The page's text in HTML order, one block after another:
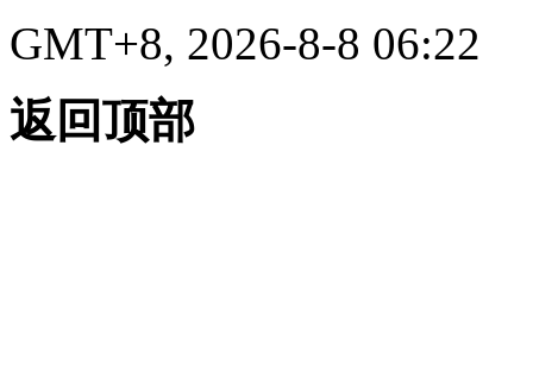
GMT+8, 2026-8-8 06:22
返回顶部